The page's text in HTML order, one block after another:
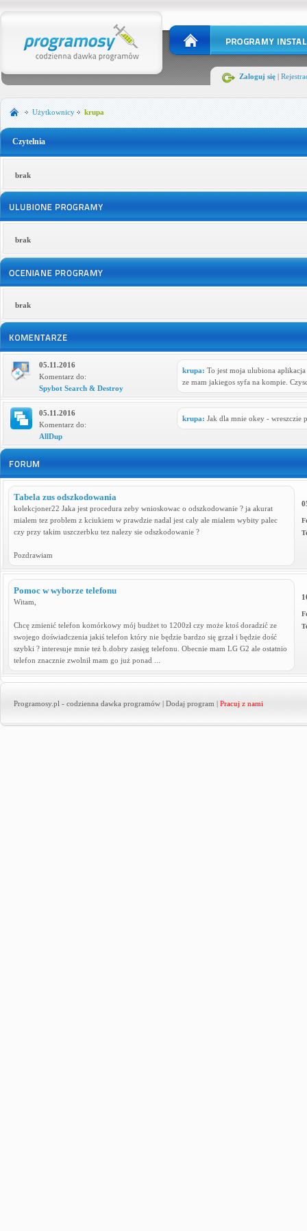
Zaloguj się |
Użytkownicy krupa
Czytelnia
brak
brak
brak
krupa: To jest moja ulubiona
ze mam jakiegos syfa na kompie.
05.11.2016
Komentarz do:
Spybot Search & Destroy
krupa: Jak dla mnie okey - wreszczie
05.11.2016
Komentarz do:
AllDup
Tabela zus odszkodowania
kolekcjoner22 Jaka jest procedura zeby wnioskowac o odszkodowanie ? ja akurat
mialem tez problem z kciukiem w prawdzie nadal jest caly ale mialem wybity palec
czy przy takim uszczerbku tez nalezy sie odszkodowanie ?
Pozdrawiam
Pomoc w wyborze telefonu
Witam,
Chcę zmienić telefon komórkowy mój budżet to 1200zł czy może ktoś doradzić ze
swojego doświadczenia jakiś telefon który nie będzie bardzo się grzał i będzie dość
szybki ? interesuje mnie też b.dobry zasięg telefonu. Obecnie mam LG G2 ale ostatnio
telefon znacznie zwolnił mam go już ponad ...
Programosy.pl - codzienna dawka programów | Dodaj program | Pracuj z nami